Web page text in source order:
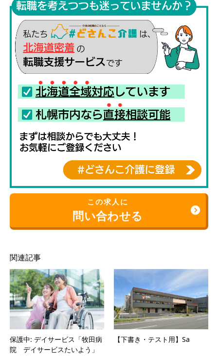
この求人に
問い合わせる
関連記事
保護中: デイサービス「牧田病
院 デイサービスたいよう」
【下書き・テスト用】Sa